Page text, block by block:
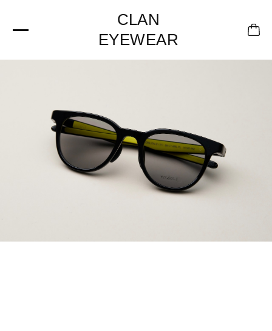
CLAN
EYEWEAR